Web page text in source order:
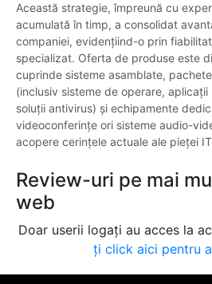
Această strategie, împreună cu
acumulată în timp, a consolidat
companiei, evidențiind-o prin
specializat. Oferta de produse este
cuprinde sisteme asamblate,
(inclusiv sisteme de operare, aplicații
soluții antivirus) și echipamente
videoconferințe ori sisteme audio-
acopere cerințele actuale ale pieței
Review-uri pe mai
web
Doar userii logați au acces la
ți click aici pentru